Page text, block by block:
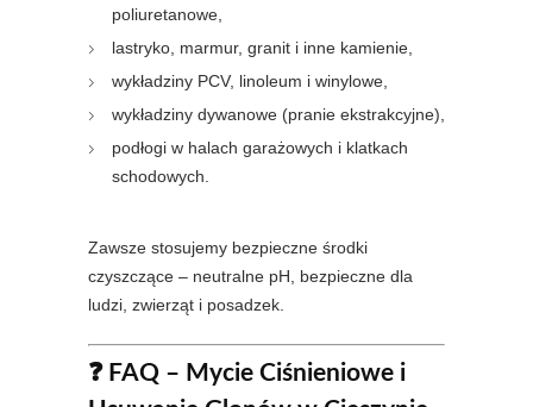
poliuretanowe,
lastryko, marmur, granit i inne kamienie,
wykładziny PCV, linoleum i winylowe,
wykładziny dywanowe (pranie ekstrakcyjne),
podłogi w halach garażowych i klatkach
schodowych.
Zawsze stosujemy bezpieczne środki
czyszczące – neutralne pH, bezpieczne dla
ludzi, zwierząt i posadzek.
❓ FAQ – Mycie Ciśnieniowe i